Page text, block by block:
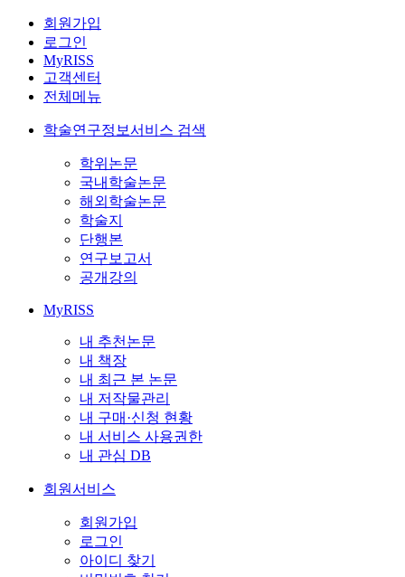
회원가입
로그인
MyRISS
고객센터
전체메뉴
학술연구정보서비스 검색
학위논문
국내학술논문
해외학술논문
학술지
단행본
연구보고서
공개강의
MyRISS
내 추천논문
내 책장
내 최근 본 논문
내 저작물관리
내 구매·신청 현황
내 서비스 사용권한
내 관심 DB
회원서비스
회원가입
로그인
아이디 찾기